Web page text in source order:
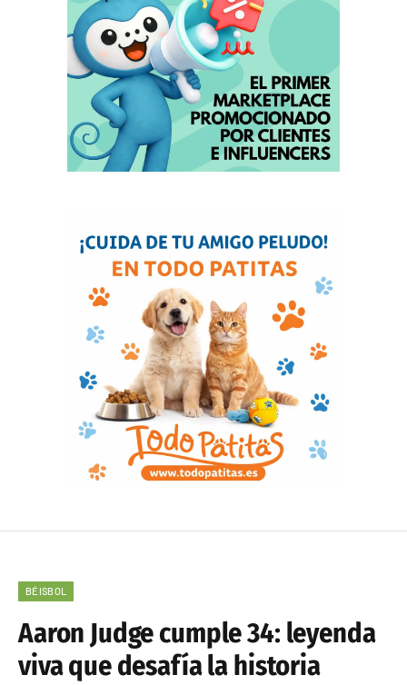
BÉISBOL
Aaron Judge cumple 34: leyenda
viva que desafía la historia